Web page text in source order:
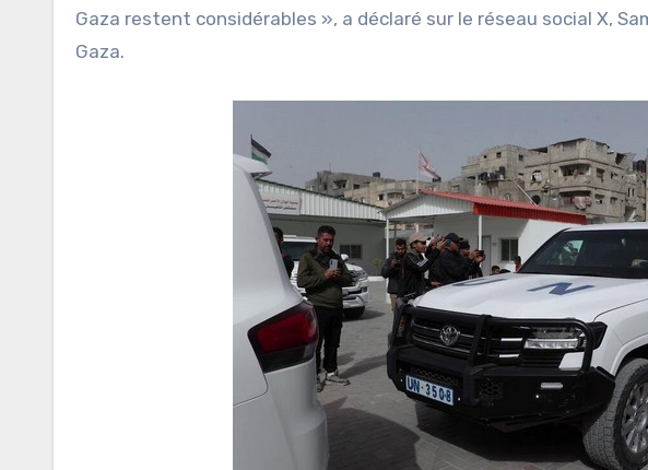
Gaza restent considérables », a déclaré sur le réseau social X,
Gaza.